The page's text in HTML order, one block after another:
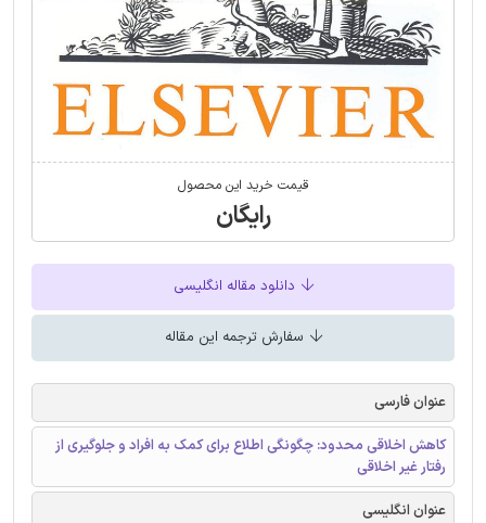
قیمت خرید این محصول
رایگان
دانلود مقاله انگلیسی
سفارش ترجمه این مقاله
عنوان فارسی
کاهش اخلاقی محدود: چگونگی اطلاع برای کمک به افراد و جلوگیری از
رفتار غیر اخلاقی
عنوان انگلیسی